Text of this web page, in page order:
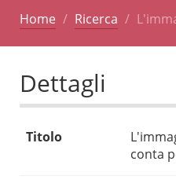
Home Ricerca
Dettagli
Titolo
conta